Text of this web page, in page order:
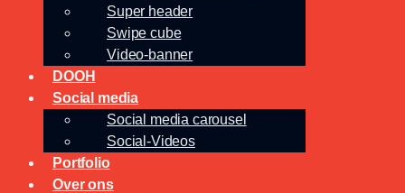
Super header
Swipe cube
Video-banner
DOOH
Social media
Social media carousel
Social-Videos
Portfolio
Over ons